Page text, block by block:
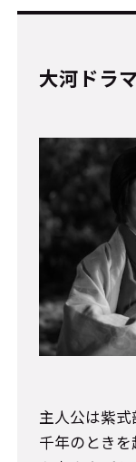
大河ドラ
主人公は紫式
千年のときを